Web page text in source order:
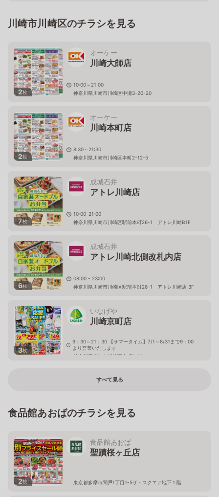
川崎市川崎区のチラシを見る
2枚
オーケー
川崎大師店
10:00～21:00
神奈川県川崎市川崎区中瀬3-20-20
2枚
オーケー
川崎本町店
8:30～21:30
神奈川県川崎市川崎区本町2-12-5
7枚
成城石井
アトレ川崎店
10:00-21:00
神奈川県川崎市川崎区駅前本町26-1 アトレ川崎B1F
6枚
成城石井
アトレ川崎北側改札内店
08:00 - 23:00
神奈川県川崎市川崎区駅前本町26-1 アトレ川崎店 3F
3枚
いなげや
川崎京町店
9：30～21：30 【サマータイム】7/1～8/31まで9：00
より営業いたします
神奈川県川崎市川崎区京町2-22-1
すべて見る
食品館あおばのチラシを見る
2枚
食品館あおば
聖蹟桜ヶ丘店
東京都多摩市関戸1丁目1-5ザ・スクエア地下１階